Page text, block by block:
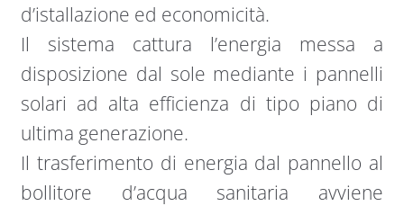
d’istallazione ed economicità.
Il sistema cattura l’energia messa a
disposizione dal sole mediante i pannelli
solari ad alta efficienza di tipo piano di
ultima generazione.
Il trasferimento di energia dal pannello al
bollitore d’acqua sanitaria avviene